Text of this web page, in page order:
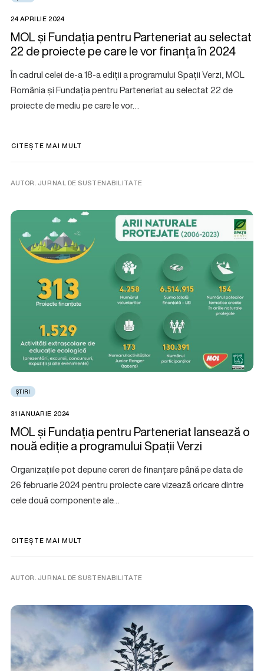
24 APRILIE 2024
MOL și Fundația pentru Parteneriat au selectat
22 de proiecte pe care le vor finanța în 2024
În cadrul celei de-a 18-a ediții a programului Spații Verzi, MOL
România și Fundația pentru Parteneriat au selectat 22 de
proiecte de mediu pe care le vor…
CITEȘTE MAI MULT
AUTOR. JURNAL DE SUSTENABILITATE
ȘTIRI
31 IANUARIE 2024
MOL și Fundația pentru Parteneriat lansează o
nouă ediție a programului Spații Verzi
Organizațiile pot depune cereri de finanțare până pe data de
26 februarie 2024 pentru proiecte care vizează oricare dintre
cele două componente ale…
CITEȘTE MAI MULT
AUTOR. JURNAL DE SUSTENABILITATE